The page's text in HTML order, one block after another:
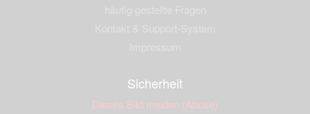
Sicherheit
Dieses Bild melden (Abuse)